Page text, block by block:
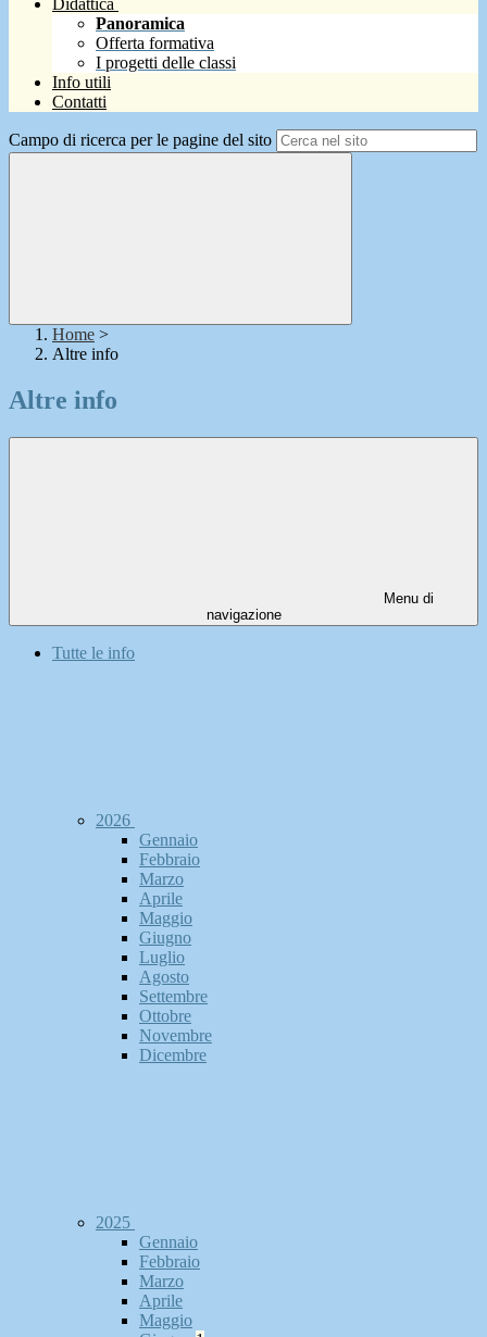
Didattica
Panoramica
Offerta formativa
I progetti delle classi
Info utili
Contatti
Campo di ricerca per le pagine del sito
Home >
Altre info
Altre info
Menu di
navigazione
Tutte le info
2026
Gennaio
Febbraio
Marzo
Aprile
Maggio
Giugno
Luglio
Agosto
Settembre
Ottobre
Novembre
Dicembre
2025
Gennaio
Febbraio
Marzo
Aprile
Maggio